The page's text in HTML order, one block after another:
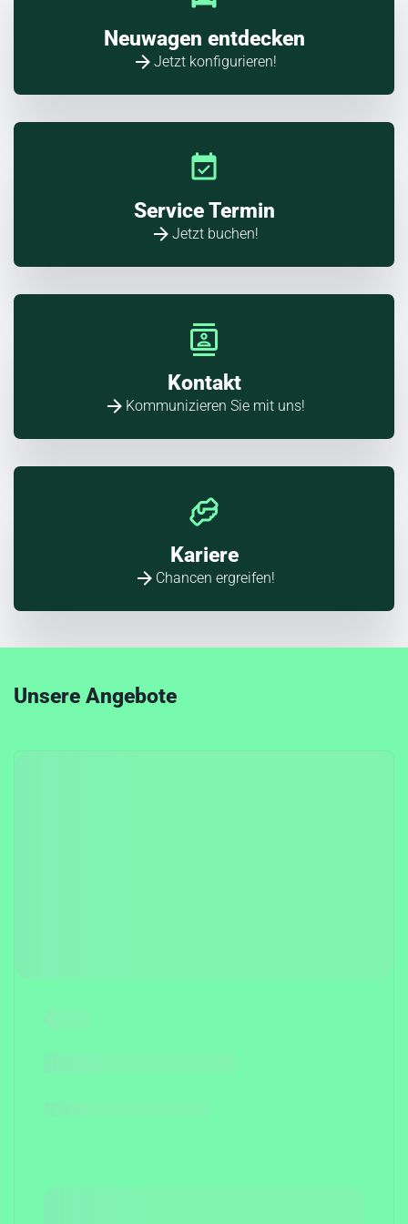
Neuwagen entdecken
Jetzt konfigurieren!
Service Termin
Jetzt buchen!
Kontakt
Kommunizieren Sie mit uns!
Kariere
Chancen ergreifen!
Unsere Angebote